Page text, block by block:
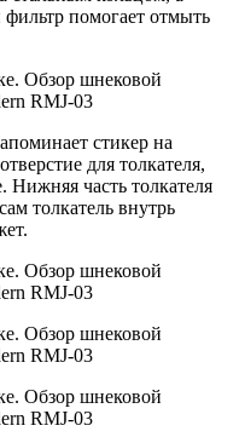
помогает отмыть
стикер на
для толкателя,
Нижняя часть толкателя
толкатель внутрь